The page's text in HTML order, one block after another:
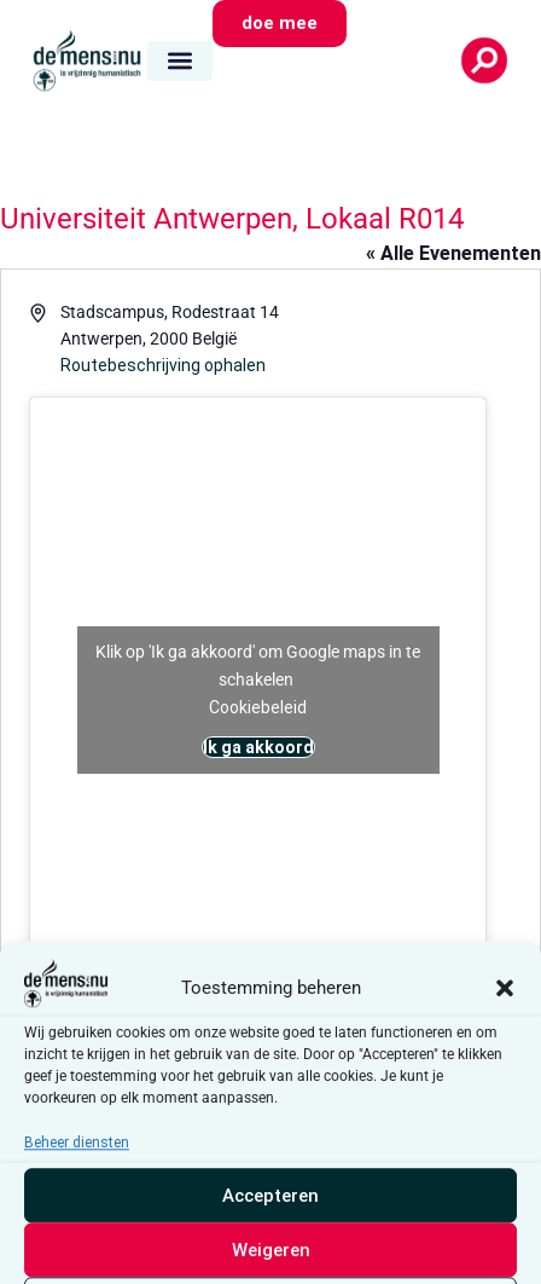
Toestemming beheren
Wij gebruiken cookies om onze website goed te laten functioneren en om
inzicht te krijgen in het gebruik van de site. Door op "Accepteren" te klikken
geef je toestemming voor het gebruik van alle cookies. Je kunt je
voorkeuren op elk moment aanpassen.
Beheer diensten
Accepteren
Weigeren
doe mee
Universiteit Antwerpen, Lokaal R014
« Alle Evenementen
AdresStadscampus, Rodestraat 14
Antwerpen,2000 België
Routebeschrijving ophalen
Klik op 'Ik ga akkoord' om Google maps in te
schakelen
Cookiebeleid
Ik ga akkoord
Klik op 'Ik ga akkoord' om Google maps in te
schakelen
Cookiebeleid